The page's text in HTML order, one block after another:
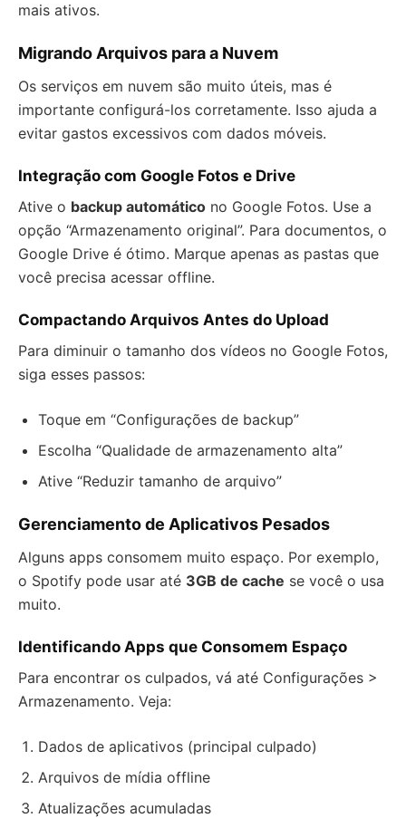
mais ativos.
Migrando Arquivos para a Nuvem
Os serviços em nuvem são muito úteis, mas é
importante configurá-los corretamente. Isso ajuda a
evitar gastos excessivos com dados móveis.
Integração com Google Fotos e Drive
Ative o backup automático no Google Fotos. Use a
opção “Armazenamento original”. Para documentos, o
Google Drive é ótimo. Marque apenas as pastas que
você precisa acessar offline.
Compactando Arquivos Antes do Upload
Para diminuir o tamanho dos vídeos no Google Fotos,
siga esses passos:
Toque em “Configurações de backup”
Escolha “Qualidade de armazenamento alta”
Ative “Reduzir tamanho de arquivo”
Gerenciamento de Aplicativos Pesados
Alguns apps consomem muito espaço. Por exemplo,
o Spotify pode usar até 3GB de cache se você o usa
muito.
Identificando Apps que Consomem Espaço
Para encontrar os culpados, vá até Configurações >
Armazenamento. Veja:
Dados de aplicativos (principal culpado)
Arquivos de mídia offline
Atualizações acumuladas